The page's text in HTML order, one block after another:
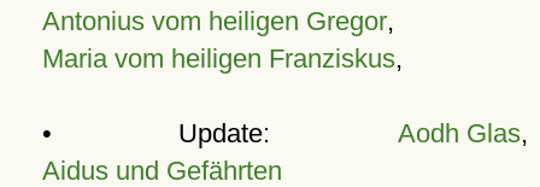
Antonius vom heiligen Gregor,
Maria vom heiligen Franziskus,
• Update: Aodh Glas,
Aidus und Gefährten